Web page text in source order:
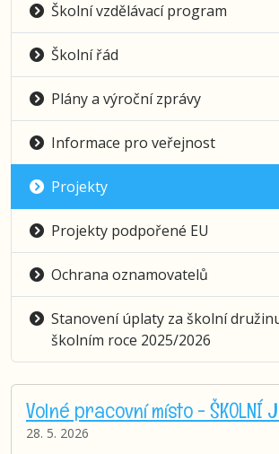
Školní vzdělávací program
Školní řád
Plány a výroční zprávy
Informace pro veřejnost
Projekty
Projekty podpořené EU
Ochrana oznamovatelů
Stanovení úplaty za školní
školním roce 2025/2026
Volné pracovní místo - ŠKOLNÍ
28. 5. 2026